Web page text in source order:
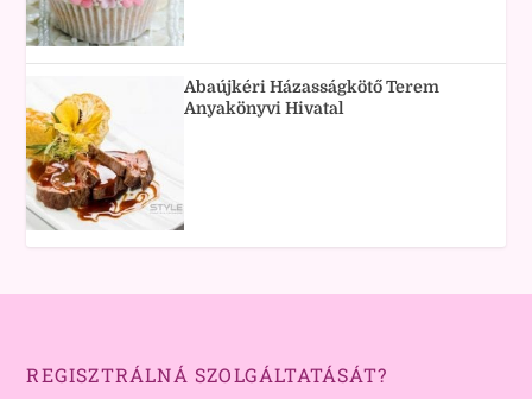
Abaújkéri Házasságkötő Terem
Anyakönyvi Hivatal
REGISZTRÁLNÁ SZOLGÁLTATÁSÁT?